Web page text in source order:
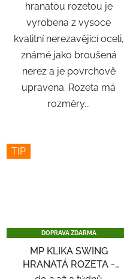
hranatou rozetou je
vyrobena z vysoce
kvalitní nerezavějící oceli,
známé jako broušená
nerez a je povrchově
upravena. Rozeta má
rozměry...
TIP
DOPRAVA ZDARMA
MP KLIKA SWING
HRANATÁ ROZETA -